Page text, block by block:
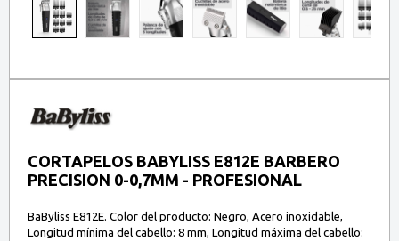
CORTAPELOS BABYLISS E812E BARBERO
PRECISION 0-0,7MM - PROFESIONAL
BaByliss E812E. Color del producto: Negro, Acero inoxidable,
Longitud mínima del cabello: 8 mm, Longitud máxima del cabello: